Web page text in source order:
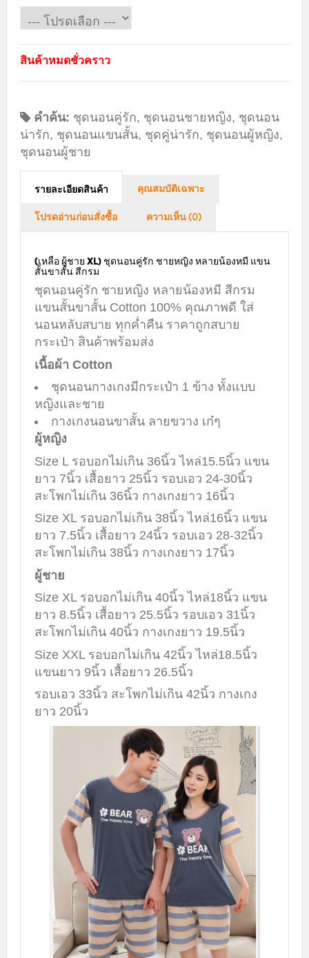
สินค้าหมดชั่วคราว
คำค้น: ชุดนอนคู่รัก, ชุดนอนชายหญิง, ชุดนอน
น่ารัก, ชุดนอนแขนสั้น, ชุดคู่น่ารัก, ชุดนอนผู้หญิง,
ชุดนอนผู้ชาย
รายละเอียดสินค้า คุณสมบัติเฉพาะ
โปรดอ่านก่อนสั่งซื้อ ความเห็น (0)
(เหลือ ผู้ชาย XL) ชุดนอนคู่รัก ชายหญิง หลายน้องหมี แขน
สั้นขาสั้น สีกรม
ชุดนอนคู่รัก ชายหญิง หลายน้องหมี สีกรม
แขนสั้นขาสั้น Cotton 100% คุณภาพดี ใส่
นอนหลับสบาย ทุกค่ำคืน ราคาถูกสบาย
กระเป๋า สินค้าพร้อมส่ง
เนื้อผ้า Cotton
ชุดนอนกางเกงมีกระเป๋า 1 ข้าง ทั้งแบบ
หญิงและชาย
กางเกงนอนขาสั้น ลายขวาง เก๋ๆ
ผู้หญิง
Size L รอบอกไม่เกิน 36นิ้ว ไหล่15.5นิ้ว แขน
ยาว 7นิ้ว เสื้อยาว 25นิ้ว รอบเอว 24-30นิ้ว
สะโพกไม่เกิน 36นิ้ว กางเกงยาว 16นิ้ว
Size XL รอบอกไม่เกิน 38นิ้ว ไหล่16นิ้ว แขน
ยาว 7.5นิ้ว เสื้อยาว 24นิ้ว รอบเอว 28-32นิ้ว
สะโพกไม่เกิน 38นิ้ว กางเกงยาว 17นิ้ว
ผู้ชาย
Size XL รอบอกไม่เกิน 40นิ้ว ไหล่18นิ้ว แขน
ยาว 8.5นิ้ว เสื้อยาว 25.5นิ้ว รอบเอว 31นิ้ว
สะโพกไม่เกิน 40นิ้ว กางเกงยาว 19.5นิ้ว
Size XXL รอบอกไม่เกิน 42นิ้ว ไหล่18.5นิ้ว
แขนยาว 9นิ้ว เสื้อยาว 26.5นิ้ว
รอบเอว 33นิ้ว สะโพกไม่เกิน 42นิ้ว กางเกง
ยาว 20นิ้ว